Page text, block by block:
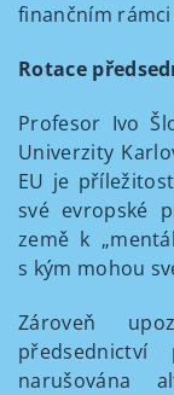
finančním rámci
Rotace
Profesor Ivo
Univerzity
EU je
své evropské
země k
s kým mohou
Zároveň
narušována